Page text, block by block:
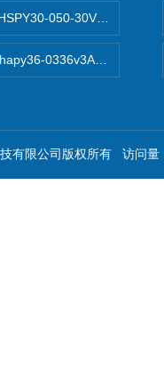
050-30V/-05A可调
hapy36-0336v3A高精度小型
有限公司版权所有 访问量